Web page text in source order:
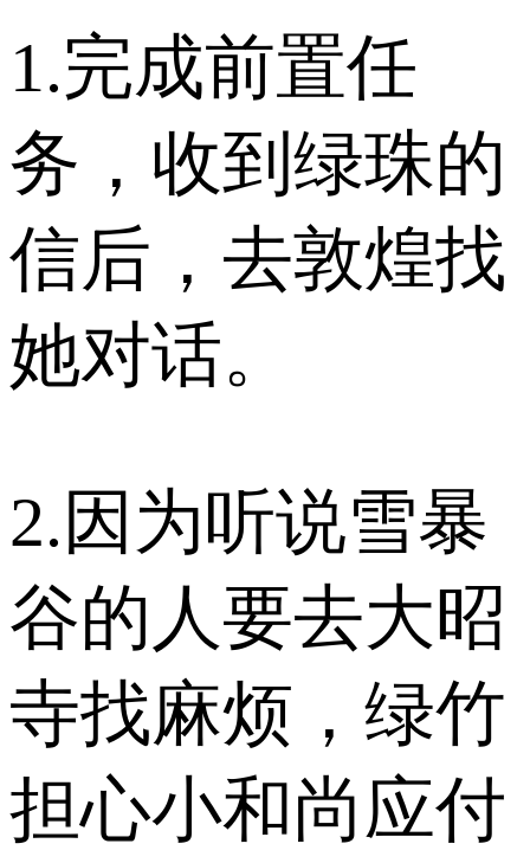
1.完成前置任
务，收到绿珠的
信后，去敦煌找
她对话。
2.因为听说雪暴
谷的人要去大昭
寺找麻烦，绿竹
担心小和尚应付